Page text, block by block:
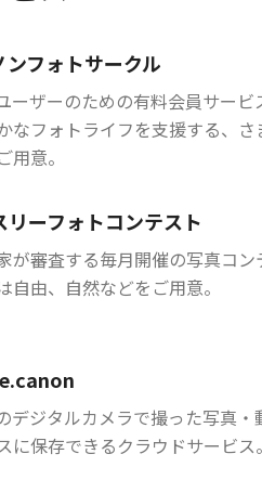
ンフォトサークル
ーザーのための有料会員サービ
なフォトライフを支援する、さ
用意。
リーフォトコンテスト
が審査する毎月開催の写真コン
自由、自然などをご用意。
デジタルカメラで撮った写真・
に保存できるクラウドサービス。